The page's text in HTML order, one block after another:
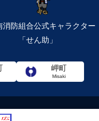
消防組合公式キャラクター
「せん助」
岬町
Misaki